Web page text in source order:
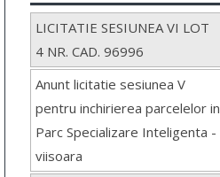
LICITATIE SESIUNEA VI LOT
4 NR. CAD. 96996
Anunt licitatie sesiunea V
pentru inchirierea parcelelor in
Parc Specializare Inteligenta -
viisoara